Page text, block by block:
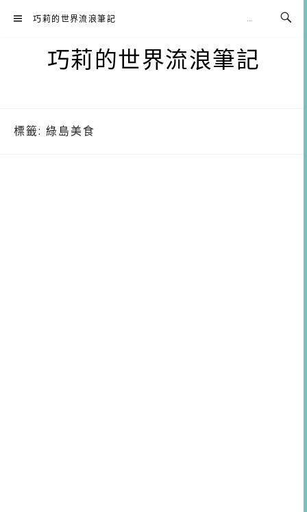
巧莉的世界流浪筆記
巧莉的世界流浪筆記
標籤: 綠島美食